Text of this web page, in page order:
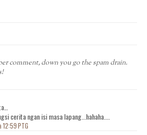
comment, down you go the spam drain.
cerita ngan isi masa lapang...hahaha....
12:59 PTG